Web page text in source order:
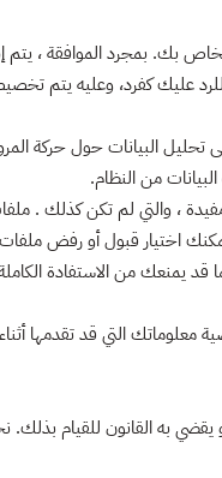
بك. بمجرد الموافقة ، يتم
عليك كفرد، وعليه يتم
تحليل البيانات حول حركة
من النظام.
، والتي لم تكن كذلك . ملفات
اختيار قبول أو رفض
يمنعك من الاستفادة
التي قد تقدمها أثناء
يقضي به القانون للقيام